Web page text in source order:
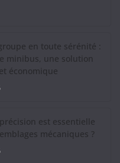
en toute sérénité :
minibus, une solution
économique
est essentielle
mécaniques ?